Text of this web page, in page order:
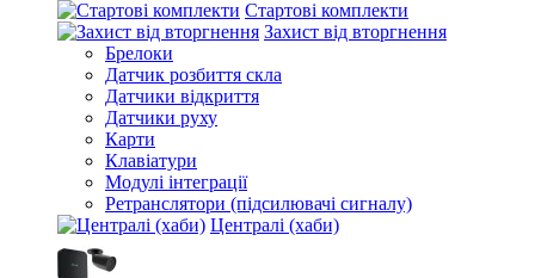
Стартові комплекти
Захист від вторгнення
Брелоки
Датчик розбиття скла
Датчики відкриття
Датчики руху
Карти
Клавіатури
Модулі інтеграції
Ретранслятори (підсилювачі сигналу)
Централі (хаби)